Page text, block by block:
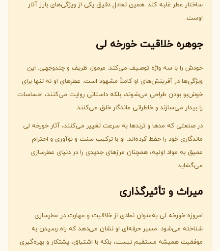
ساختار عطر غلبه کند. همین تعادل دقیق یکی از ویژگی‌های بارز آثار
اوست.
جوهره خلاقیت خورخه لی
خودش را با سه واژه توصیف می‌کند: مرموز، ظریف و چندوجهی. این
ویژگی‌ها در آفرینش‌های او کاملاً مشهود است. عطرهای او نه تنها برای
خوش‌بو بودن طراحی می‌شوند، بلکه داستانی روایت می‌کنند، احساسات
را بیدار می‌سازند و خاطراتی ماندگار خلق می‌کنند.
در صنعتی که مدها و ترندها به سرعت تغییر می‌کنند، آثار خورخه لی
ماندگاری خود را حفظ کرده‌اند. او با ترکیب سنت و نوآوری و احترام
عمیق به مواد اولیه، همچنان مرزهای جدیدی را در دنیای عطرسازی
می‌گشاید.
میراث و تأثیرگذاری
امروزه خورخه لی به‌عنوان نمادی از خلاقیت و مهارت در عطرسازی
شناخته می‌شود. مسیر حرفه‌ای او نشان می‌دهد که راه رسیدن به
موفقیت همیشه مستقیم نیست، بلکه با اشتیاق، پشتکار و بهره‌گیری